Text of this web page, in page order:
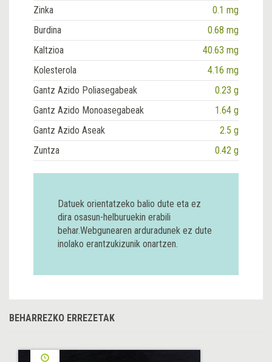
Zinka
0.1 mg
Burdina
0.68 mg
Kaltzioa
40.63 mg
Kolesterola
4.16 mg
Gantz Azido Poliasegabeak
0.23 g
Gantz Azido Monoasegabeak
1.64 g
Gantz Azido Aseak
2.5 g
Zuntza
0.42 g
Datuek orientatzeko balio dute eta ez
dira osasun-helburuekin erabili
behar.Webgunearen arduradunek ez dute
inolako erantzukizunik onartzen.
BEHARREZKO ERREZETAK